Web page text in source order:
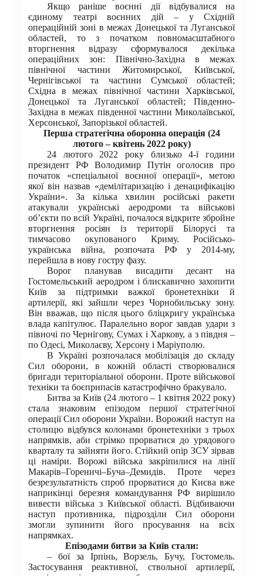
Якщо раніше воєнні дії відбувалися на
єдиному театрі воєнних дій – у Східній
операційній зоні в межах Донецької та Луганської
областей, то з початком повномасштабного
вторгнення відразу сформувалося декілька
операційних зон: Північно-Західна в межах
північної частини Житомирської, Київської,
Чернігівської та частини Сумської областей;
Східна в межах північної частини Харківської,
Донецької та Луганської областей; Південно-
Західна в межах південної частини Миколаївської,
Херсонської, Запорізької областей.
Перша стратегічна оборонна операція (24
лютого – квітень 2022 року)
24 лютого 2022 року близько 4-ї години
президент РФ Володимир Путін оголосив про
початок «спеціальної воєнної операції», метою
якої він назвав «демілітаризацію і денацифікацію
України». За кілька хвилин російські ракети
атакували українські аеродроми та військові
об’єкти по всій Україні, почалося відкрите збройне
вторгнення росіян із території Білорусі та
тимчасово окупованого Криму. Російсько-
українська війна, розпочата РФ у 2014-му,
перейшла в нову гостру фазу.
Ворог планував висадити десант на
Гостомельський аеродром і блискавично захопити
Київ за підтримки важкої бронетехніки й
артилерії, які зайшли через Чорнобильську зону.
Він вважав, що після цього бліцкригу українська
влада капітулює. Паралельно ворог завдав удари з
півночі по Чернігову, Сумах і Харкову, а з півдня –
по Одесі, Миколаєву, Херсону і Маріуполю.
В Україні розпочалася мобілізація до складу
Сил оборони, в кожній області створювалися
бригади територіальної оборони. Проте військової
техніки та боєприпасів катастрофічно бракувало.
Битва за Київ (24 лютого – 1 квітня 2022 року)
стала знаковим епізодом першої стратегічної
операції Сил оборони України. Ворожий наступ на
столицю відбувся колонами бронетехніки з трьох
напрямків, аби стрімко прорватися до урядового
кварталу та зайняти його. Стійкий опір ЗСУ зірвав
ці наміри. Ворожі війська закріпилися на лінії
Макарів–Гореничі–Буча–Демидів. Проте через
безрезультатність спроб прорватися до Києва вже
наприкінці березня командування РФ вирішило
вивести війська з Київської області. Відбиваючи
наступ противника, підрозділи Сил оборони
змогли зупинити його просування на всіх
напрямках.
Епізодами битви за Київ стали:
– бої за Ірпінь, Ворзель, Бучу, Гостомель.
Застосування реактивної, ствольної артилерії,